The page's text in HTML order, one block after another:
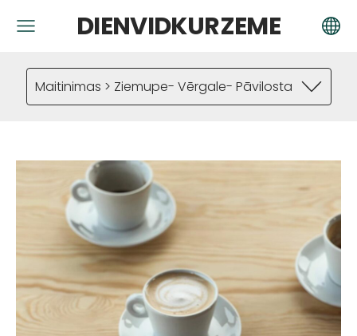
DIENVIDKURZEME
Maitinimas > Ziemupe- Vērgale- Pāvilosta